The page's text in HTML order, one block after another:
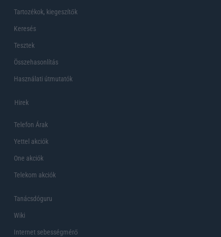
Tartozékok, kiegeszítők
Keresés
Tesztek
Összehasonlítás
Használati útmutatók
Hirek
Telefon Árak
Yettel akciók
One akciók
Telekom akciók
Tanácsdóguru
Wiki
Internet sebességmérő